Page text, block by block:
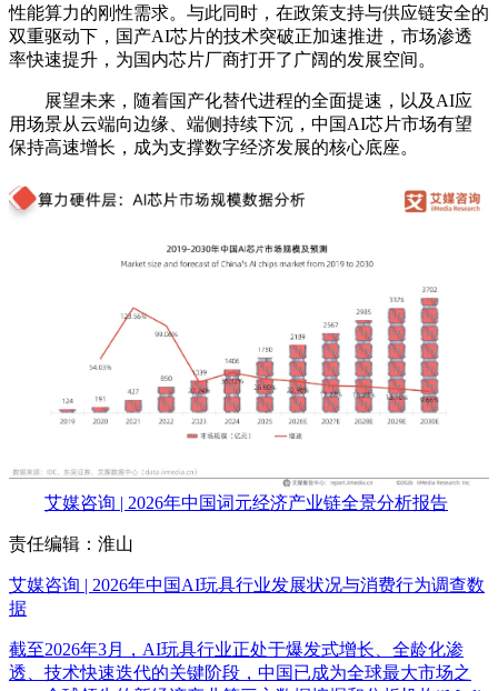
性能算力的刚性需求。与此同时，在政策支持与供应链安全的
双重驱动下，国产AI芯片的技术突破正加速推进，市场渗透
率快速提升，为国内芯片厂商打开了广阔的发展空间。
展望未来，随着国产化替代进程的全面提速，以及AI应
用场景从云端向边缘、端侧持续下沉，中国AI芯片市场有望
保持高速增长，成为支撑数字经济发展的核心底座。
艾媒咨询 | 2026年中国词元经济产业链全景分析报告
责任编辑：淮山
艾媒咨询 | 2026年中国AI玩具行业发展状况与消费行为调查数
据
截至2026年3月，AI玩具行业正处于爆发式增长、全龄化渗
透、技术快速迭代的关键阶段，中国已成为全球最大市场之